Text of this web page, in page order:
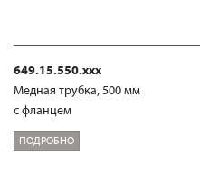
649.15.550.xxx
Медная трубка, 500 мм
с фланцем
ПОДРОБНО